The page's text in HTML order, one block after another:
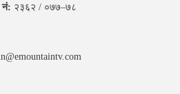
नं: २३६२ / ०७७–७८